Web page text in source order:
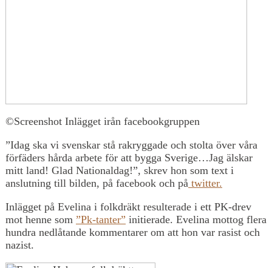
©Screenshot Inlägget irån facebookgruppen
”Idag ska vi svenskar stå rakryggade och stolta över våra
förfäders hårda arbete för att bygga Sverige…Jag älskar
mitt land! Glad Nationaldag!”, skrev hon som text i
anslutning till bilden, på facebook och på twitter.
Inlägget på Evelina i folkdräkt resulterade i ett PK-drev
mot henne som ”Pk-tanter” initierade. Evelina mottog flera
hundra nedlåtande kommentarer om att hon var rasist och
nazist.